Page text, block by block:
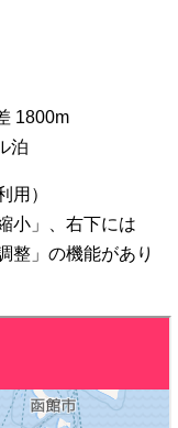
1800m
泊
）
小」、右下には
整」の機能があり